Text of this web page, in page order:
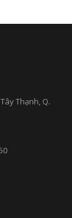
Thạnh, Q.